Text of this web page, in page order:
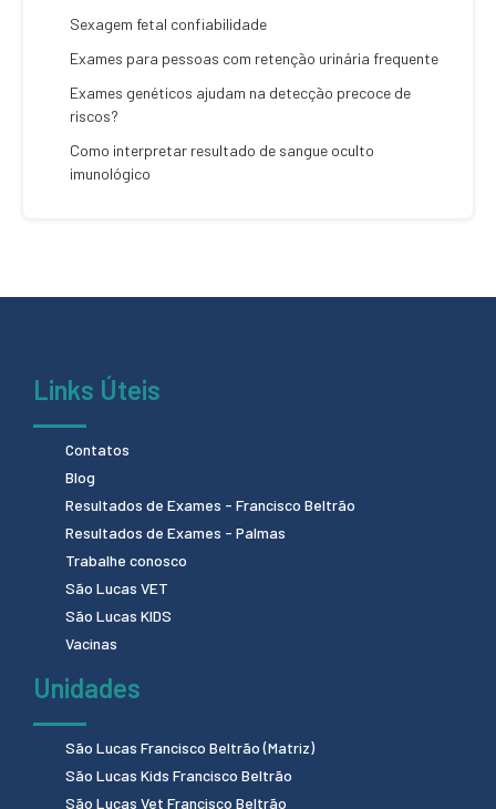
Sexagem fetal confiabilidade
Exames para pessoas com retenção urinária frequente
Exames genéticos ajudam na detecção precoce de
riscos?
Como interpretar resultado de sangue oculto
imunológico
Links Úteis
Contatos
Blog
Resultados de Exames - Francisco Beltrão
Resultados de Exames - Palmas
Trabalhe conosco
São Lucas VET
São Lucas KIDS
Vacinas
Unidades
São Lucas Francisco Beltrão (Matriz)
São Lucas Kids Francisco Beltrão
São Lucas Vet Francisco Beltrão